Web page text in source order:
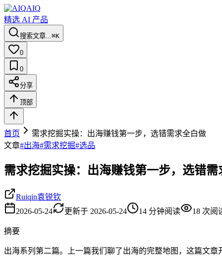
AIQ
精选 AI 产品
搜索文章...⌘K
0
0
分享
顶部
首页
需求挖掘实操：出海赚钱第一步，选错需求全白做
文章#出海#需求挖掘#选品
需求挖掘实操：出海赚钱第一步，选错需
Ruiqin袁锐钦
2026-05-24
更新于 2026-05-24 14 分钟阅读 18 次阅
摘要
出海系列第二篇。上一篇我们聊了出海的完整地图，这篇文